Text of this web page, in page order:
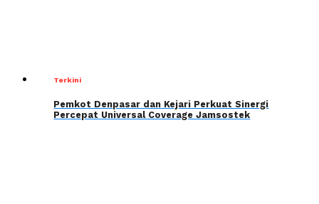
Terkini
Pemkot Denpasar dan Kejari Perkuat Sinergi
Percepat Universal Coverage Jamsostek